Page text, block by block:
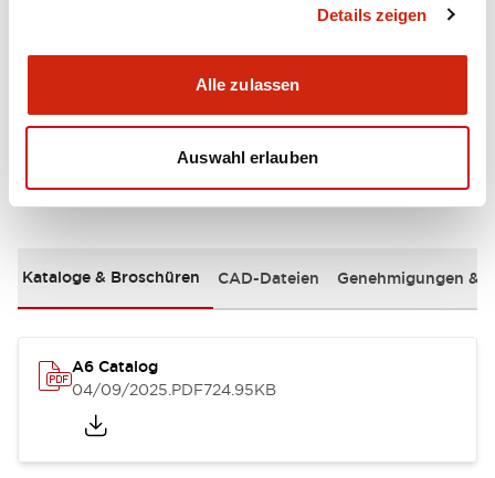
Details zeigen
Alle zulassen
Auswahl erlauben
Dokumente und Dateien
Kataloge & Broschüren CAD-Dateien Genehmigungen &
A6 Catalog
04/09/2025.PDF724.95KB